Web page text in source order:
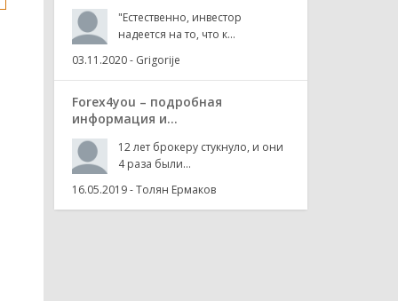
"Естественно, инвестор
надеется на то, что к...
03.11.2020- Grigorije
Forex4you – подробная
информация и...
12 лет брокеру стукнуло, и они
4 раза были...
16.05.2019-Толян Ермаков